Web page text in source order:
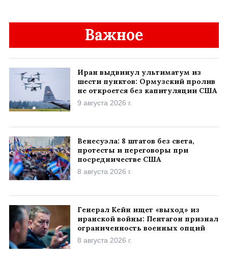
Важное
Иран выдвинул ультиматум из
шести пунктов: Ормузский пролив
не откроется без капитуляции США
9 августа 2026 г.
Венесуэла: 8 штатов без света,
протесты и переговоры при
посредничестве США
8 августа 2026 г.
Генерал Кейн ищет «выход» из
иранской войны: Пентагон признал
ограниченность военных опций
8 августа 2026 г.